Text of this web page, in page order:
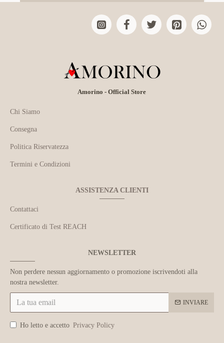
Amorino - Official Store
Chi Siamo
Consegna
Politica Riservatezza
Termini e Condizioni
ASSISTENZA CLIENTI
Contattaci
Certificato di Test REACH
NEWSLETTER
Non perdere nessun aggiornamento o promozione iscrivendoti alla
nostra newsletter.
INVIARE
Ho letto e accetto Privacy Policy